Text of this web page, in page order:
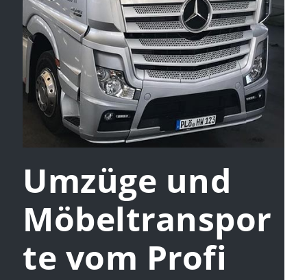
Umzüge und
Möbeltranspor
te vom Profi